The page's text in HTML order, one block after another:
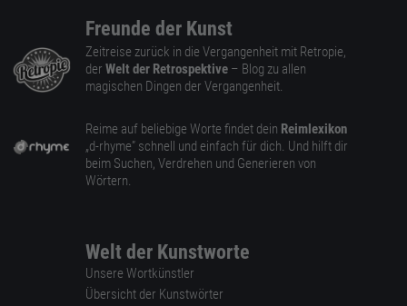
Freunde der Kunst
Zeitreise zurück in die Vergangenheit mit Retropie,
der Welt der Retrospektive – Blog zu allen
magischen Dingen der Vergangenheit.
Reime auf beliebige Worte findet dein Reimlexikon
„d-rhyme” schnell und einfach für dich. Und hilft dir
beim Suchen, Verdrehen und Generieren von
Wörtern.
Welt der Kunstworte
Unsere Wortkünstler
Übersicht der Kunstwörter